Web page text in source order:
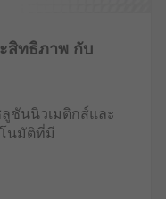
สิทธิภาพ กับ
ชันนิวเมติกส์และ
โนมัติที่มี